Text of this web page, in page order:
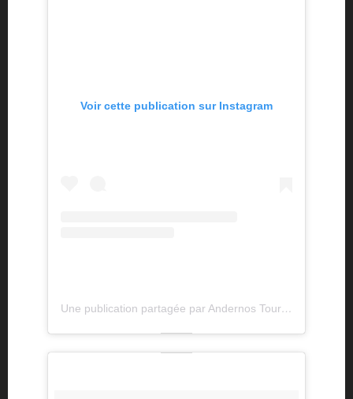
Voir cette publication sur Instagram
Une publication partagée par Andernos Tourisme (@andernostourisme)